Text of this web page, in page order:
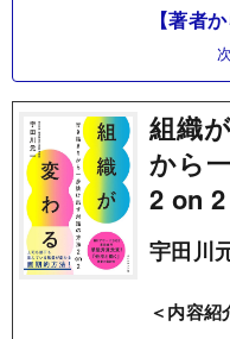
【著者
組織
から
2 on 2
宇田川
＜内容紹